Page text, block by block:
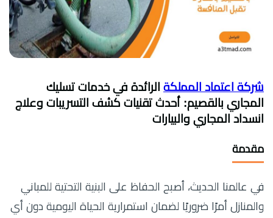
شركة اعتماد المملكة الرائدة في خدمات تسليك
المجاري بالقصيم: أحدث تقنيات كشف التسريبات وعلاج
انسداد المجاري والبيارات
مقدمة
في عالمنا الحديث، أصبح الحفاظ على البنية التحتية للمباني
والمنازل أمرًا ضروريًا لضمان استمرارية الحياة اليومية دون أي